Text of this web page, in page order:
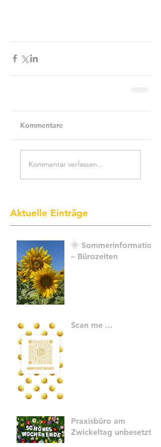
Kommentare
Kommentar verfassen...
Aktuelle Einträge
🌞 Sommerinformation
– Bürozeiten
Scan me ...
Praxisbüro am
Zwickeltag unbesetzt